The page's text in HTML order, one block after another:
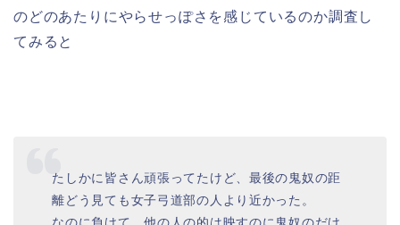
のどのあたりにやらせっぽさを感じているのか調査し
てみると
たしかに皆さん頑張ってたけど、最後の鬼奴の距
離どう見ても女子弓道部の人より近かった。